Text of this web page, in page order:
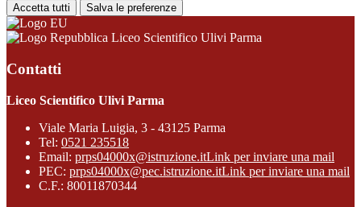
Accetta tutti Salva le preferenze
Liceo Scientifico Ulivi Parma
Contatti
Liceo Scientifico Ulivi Parma
Viale Maria Luigia, 3 - 43125 Parma
Tel: 0521 235518
Email: prps04000x@istruzione.itLink per inviare una mail
PEC: prps04000x@pec.istruzione.itLink per inviare una mail
C.F.: 80011870344